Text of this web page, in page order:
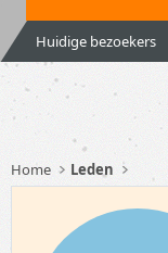
Huidige bezoekers
Home Leden